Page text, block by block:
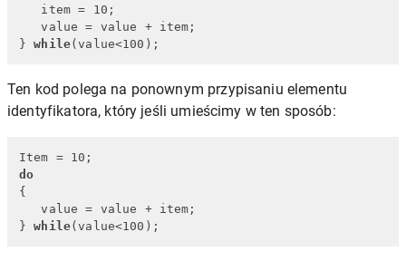
   item = 10;
   value = value + item;
} while(value<100);
Ten kod polega na ponownym przypisaniu elementu
identyfikatora, który jeśli umieścimy w ten sposób:
do
{
   value = value + item;
} while(value<100);